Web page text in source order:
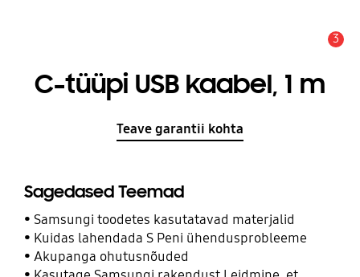
3
C-tüüpi USB kaabel, 1 m
Teave garantii kohta
Sagedased Teemad
Samsungi toodetes kasutatavad materjalid
Kuidas lahendada S Peni ühendusprobleeme
Akupanga ohutusnõuded